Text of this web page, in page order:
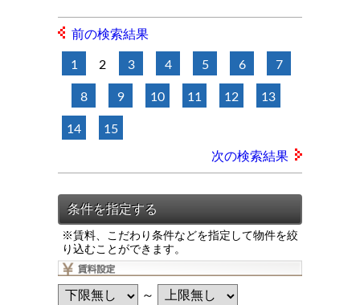
前の検索結果
1 2 3 4 5 6 7
8 9 10 11 12 13
14 15
次の検索結果
※賃料、こだわり条件などを指定して物件を絞
り込むことができます。
～